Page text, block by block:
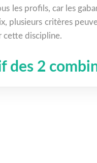
les profils, car les
plusieurs critères
cette discipline.
des 2